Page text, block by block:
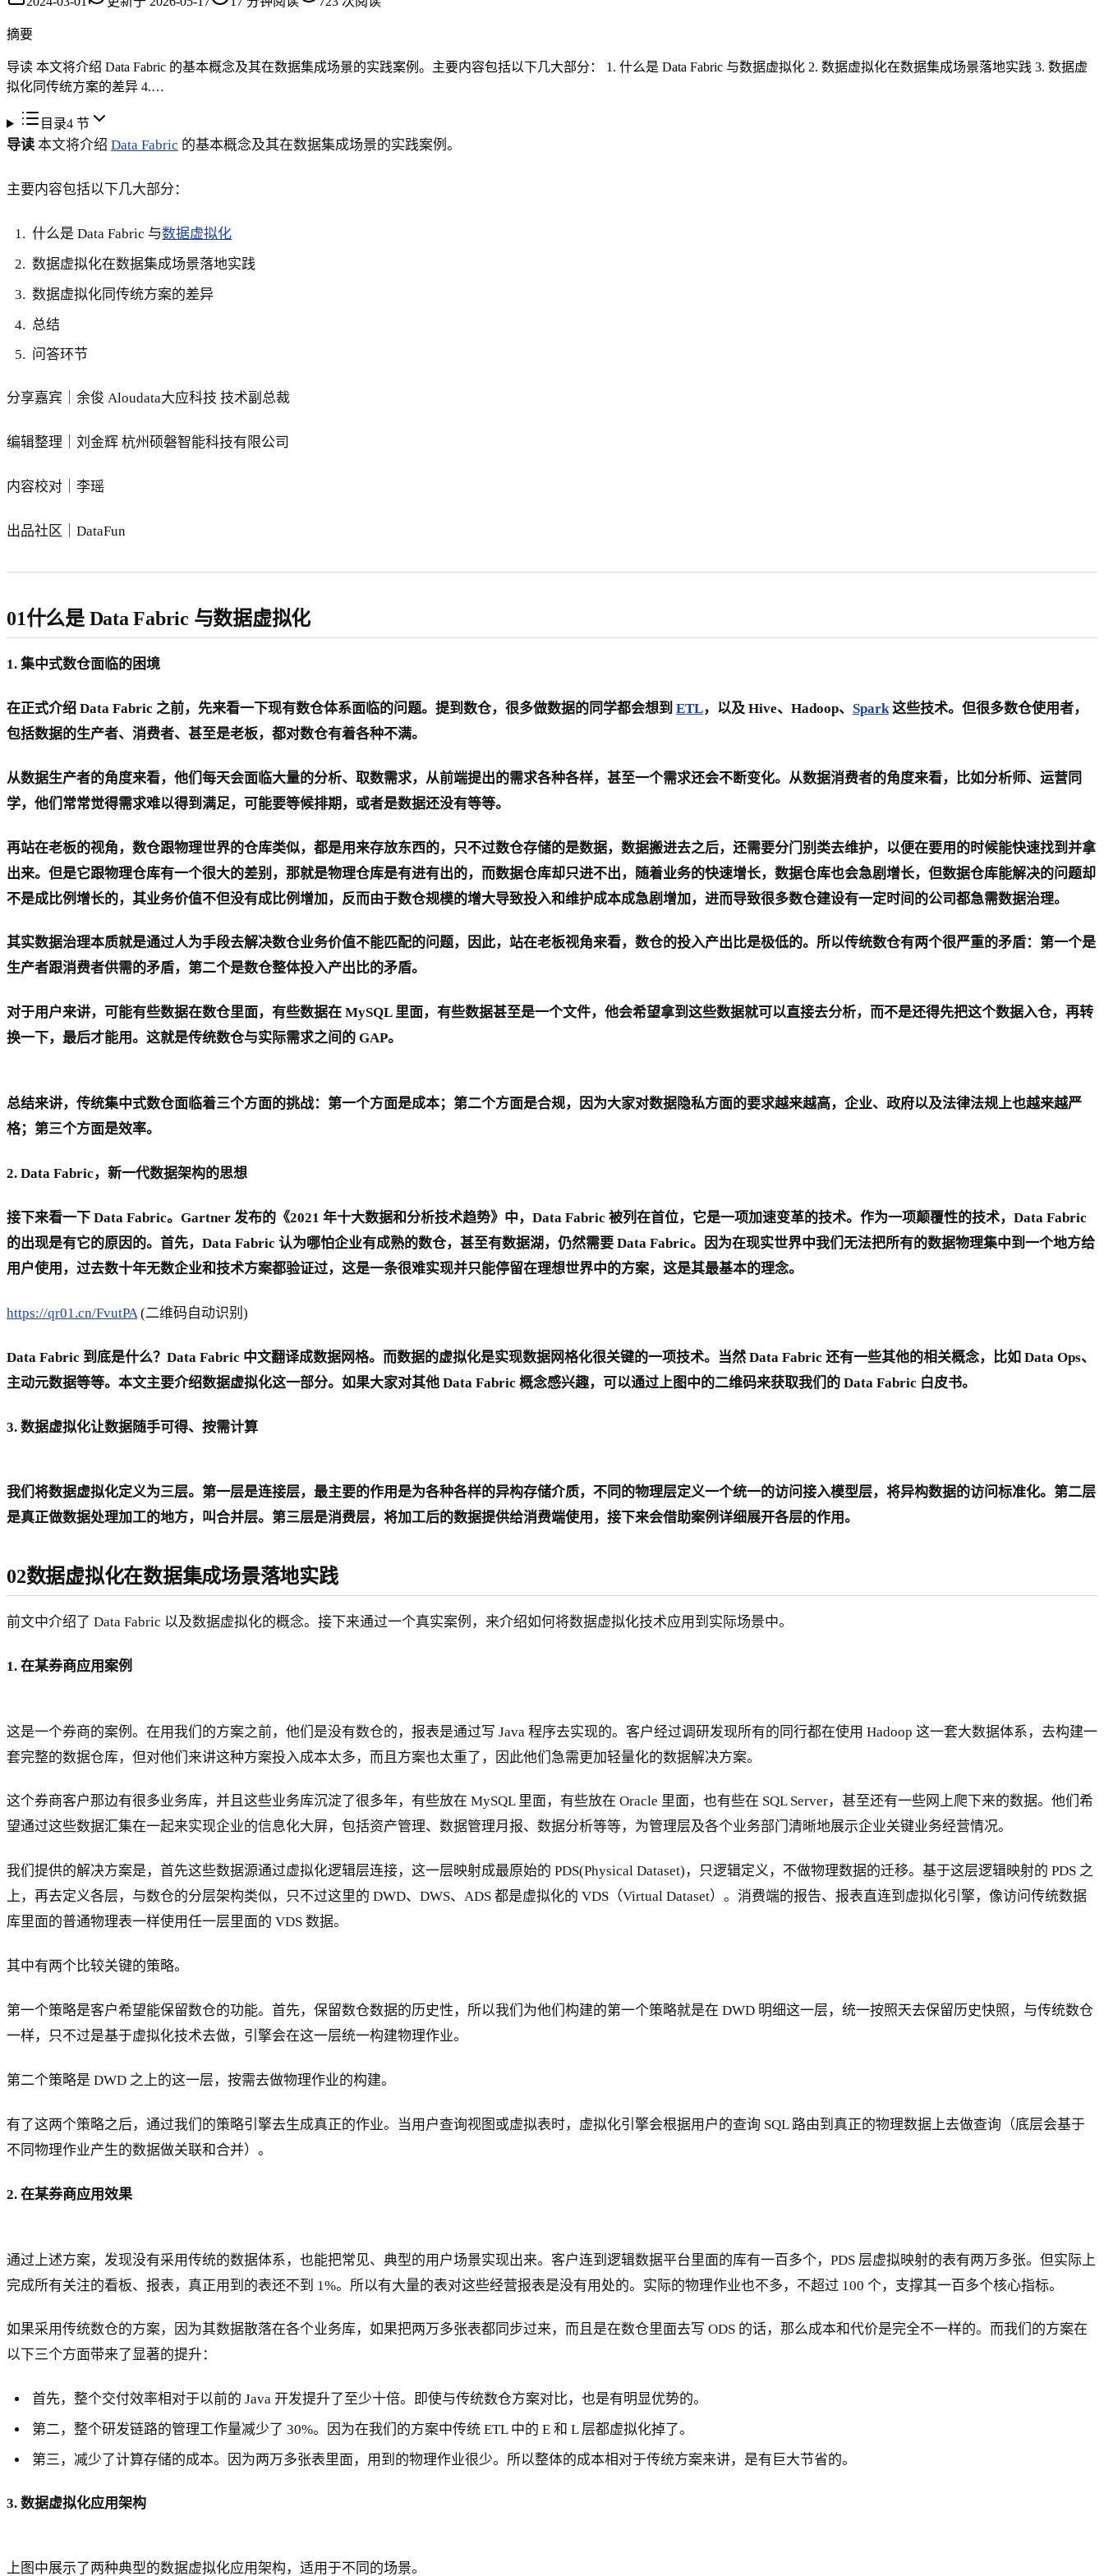
摘要
导读 本文将介绍 Data Fabric 的基本概念及其在数据集成场景的实践案例。主要内容包括以下几大部分： 1. 什么是 Data Fabric 与数据虚拟化 2. 数据虚拟化在数据集成场景落地实践 3. 数据虚
拟化同传统方案的差异 4.…
目录4节
导读 本文将介绍 Data Fabric 的基本概念及其在数据集成场景的实践案例。
主要内容包括以下几大部分：
什么是 Data Fabric 与数据虚拟化
数据虚拟化在数据集成场景落地实践
数据虚拟化同传统方案的差异
总结
问答环节
分享嘉宾｜余俊 Aloudata大应科技 技术副总裁
编辑整理｜刘金辉 杭州硕磐智能科技有限公司
内容校对｜李瑶
出品社区｜DataFun
01什么是 Data Fabric 与数据虚拟化
1. 集中式数仓面临的困境
在正式介绍 Data Fabric 之前，先来看一下现有数仓体系面临的问题。提到数仓，很多做数据的同学都会想到 ETL，以及 Hive、Hadoop、 Spark 这些技术。但很多数仓使用者，
包括数据的生产者、消费者、甚至是老板，都对数仓有着各种不满。
从数据生产者的角度来看，他们每天会面临大量的分析、取数需求，从前端提出的需求各种各样，甚至一个需求还会不断变化。从数据消费者的角度来看，比如分析师、运营同
学，他们常常觉得需求难以得到满足，可能要等候排期，或者是数据还没有等等。
再站在老板的视角，数仓跟物理世界的仓库类似，都是用来存放东西的，只不过数仓存储的是数据，数据搬进去之后，还需要分门别类去维护，以便在要用的时候能快速找到并拿
出来。但是它跟物理仓库有一个很大的差别，那就是物理仓库是有进有出的，而数据仓库却只进不出，随着业务的快速增长，数据仓库也会急剧增长，但数据仓库能解决的问题却
不是成比例增长的，其业务价值不但没有成比例增加，反而由于数仓规模的增大导致投入和维护成本成急剧增加，进而导致很多数仓建设有一定时间的公司都急需数据治理。
其实数据治理本质就是通过人为手段去解决数仓业务价值不能匹配的问题，因此，站在老板视角来看，数仓的投入产出比是极低的。所以传统数仓有两个很严重的矛盾：第一个是
生产者跟消费者供需的矛盾，第二个是数仓整体投入产出比的矛盾。
对于用户来讲，可能有些数据在数仓里面，有些数据在 MySQL 里面，有些数据甚至是一个文件，他会希望拿到这些数据就可以直接去分析，而不是还得先把这个数据入仓，再转
换一下，最后才能用。这就是传统数仓与实际需求之间的 GAP。
总结来讲，传统集中式数仓面临着三个方面的挑战：第一个方面是成本；第二个方面是合规，因为大家对数据隐私方面的要求越来越高，企业、政府以及法律法规上也越来越严
格；第三个方面是效率。
2. Data Fabric，新一代数据架构的思想
接下来看一下 Data Fabric。Gartner 发布的《2021 年十大数据和分析技术趋势》中，Data Fabric 被列在首位，它是一项加速变革的技术。作为一项颠覆性的技术，Data Fabric
的出现是有它的原因的。首先，Data Fabric 认为哪怕企业有成熟的数仓，甚至有数据湖，仍然需要 Data Fabric。因为在现实世界中我们无法把所有的数据物理集中到一个地方给
用户使用，过去数十年无数企业和技术方案都验证过，这是一条很难实现并只能停留在理想世界中的方案，这是其最基本的理念。
https://qr01.cn/FvutPA (二维码自动识别)
Data Fabric 到底是什么？Data Fabric 中文翻译成数据网格。而数据的虚拟化是实现数据网格化很关键的一项技术。当然 Data Fabric 还有一些其他的相关概念，比如 Data Ops、
主动元数据等等。本文主要介绍数据虚拟化这一部分。如果大家对其他 Data Fabric 概念感兴趣，可以通过上图中的二维码来获取我们的 Data Fabric 白皮书。
3. 数据虚拟化让数据随手可得、按需计算
我们将数据虚拟化定义为三层。第一层是连接层，最主要的作用是为各种各样的异构存储介质，不同的物理层定义一个统一的访问接入模型层，将异构数据的访问标准化。第二层
是真正做数据处理加工的地方，叫合并层。第三层是消费层，将加工后的数据提供给消费端使用，接下来会借助案例详细展开各层的作用。
02数据虚拟化在数据集成场景落地实践
前文中介绍了 Data Fabric 以及数据虚拟化的概念。接下来通过一个真实案例，来介绍如何将数据虚拟化技术应用到实际场景中。
1. 在某券商应用案例
这是一个券商的案例。在用我们的方案之前，他们是没有数仓的，报表是通过写 Java 程序去实现的。客户经过调研发现所有的同行都在使用 Hadoop 这一套大数据体系，去构建一
套完整的数据仓库，但对他们来讲这种方案投入成本太多，而且方案也太重了，因此他们急需更加轻量化的数据解决方案。
这个券商客户那边有很多业务库，并且这些业务库沉淀了很多年，有些放在 MySQL 里面，有些放在 Oracle 里面，也有些在 SQL Server，甚至还有一些网上爬下来的数据。他们希
望通过这些数据汇集在一起来实现企业的信息化大屏，包括资产管理、数据管理月报、数据分析等等，为管理层及各个业务部门清晰地展示企业关键业务经营情况。
我们提供的解决方案是，首先这些数据源通过虚拟化逻辑层连接，这一层映射成最原始的 PDS(Physical Dataset)，只逻辑定义，不做物理数据的迁移。基于这层逻辑映射的 PDS 之
上，再去定义各层，与数仓的分层架构类似，只不过这里的 DWD、DWS、ADS 都是虚拟化的 VDS（Virtual Dataset）。消费端的报告、报表直连到虚拟化引擎，像访问传统数据
库里面的普通物理表一样使用任一层里面的 VDS 数据。
其中有两个比较关键的策略。
第一个策略是客户希望能保留数仓的功能。首先，保留数仓数据的历史性，所以我们为他们构建的第一个策略就是在 DWD 明细这一层，统一按照天去保留历史快照，与传统数仓
一样，只不过是基于虚拟化技术去做，引擎会在这一层统一构建物理作业。
第二个策略是 DWD 之上的这一层，按需去做物理作业的构建。
有了这两个策略之后，通过我们的策略引擎去生成真正的作业。当用户查询视图或虚拟表时，虚拟化引擎会根据用户的查询 SQL 路由到真正的物理数据上去做查询（底层会基于
不同物理作业产生的数据做关联和合并）。
2. 在某券商应用效果
通过上述方案，发现没有采用传统的数据体系，也能把常见、典型的用户场景实现出来。客户连到逻辑数据平台里面的库有一百多个，PDS 层虚拟映射的表有两万多张。但实际上
完成所有关注的看板、报表，真正用到的表还不到 1%。所以有大量的表对这些经营报表是没有用处的。实际的物理作业也不多，不超过 100 个，支撑其一百多个核心指标。
如果采用传统数仓的方案，因为其数据散落在各个业务库，如果把两万多张表都同步过来，而且是在数仓里面去写 ODS 的话，那么成本和代价是完全不一样的。而我们的方案在
以下三个方面带来了显著的提升：
首先，整个交付效率相对于以前的 Java 开发提升了至少十倍。即使与传统数仓方案对比，也是有明显优势的。
第二，整个研发链路的管理工作量减少了 30%。因为在我们的方案中传统 ETL 中的 E 和 L 层都虚拟化掉了。
第三，减少了计算存储的成本。因为两万多张表里面，用到的物理作业很少。所以整体的成本相对于传统方案来讲，是有巨大节省的。
3. 数据虚拟化应用架构
上图中展示了两种典型的数据虚拟化应用架构，适用于不同的场景。